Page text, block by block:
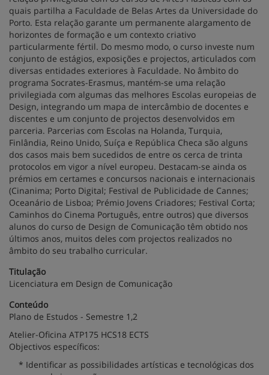
quais partilha a Faculdade de Belas Artes da Universidade do
Porto. Esta relação garante um permanente alargamento de
horizontes de formação e um contexto criativo
particularmente fértil. Do mesmo modo, o curso investe num
conjunto de estágios, exposições e projectos, articulados com
diversas entidades exteriores à Faculdade. No âmbito do
programa Socrates-Erasmus, mantém-se uma relação
privilegiada com algumas das melhores Escolas europeias de
Design, integrando um mapa de intercâmbio de docentes e
discentes e um conjunto de projectos desenvolvidos em
parceria. Parcerias com Escolas na Holanda, Turquia,
Finlândia, Reino Unido, Suíça e República Checa são alguns
dos casos mais bem sucedidos de entre os cerca de trinta
protocolos em vigor a nível europeu. Destacam-se ainda os
prémios em certames e concursos nacionais e internacionais
(Cinanima; Porto Digital; Festival de Publicidade de Cannes;
Oceanário de Lisboa; Prémio Jovens Criadores; Festival Corta;
Caminhos do Cinema Português, entre outros) que diversos
alunos do curso de Design de Comunicação têm obtido nos
últimos anos, muitos deles com projectos realizados no
âmbito do seu trabalho curricular.
Titulação
Licenciatura em Design de Comunicação
Conteúdo
Plano de Estudos - Semestre 1,2
Atelier-Oficina ATP175 HCS18 ECTS
Objectivos específicos:
* Identificar as possibilidades artísticas e tecnológicas dos